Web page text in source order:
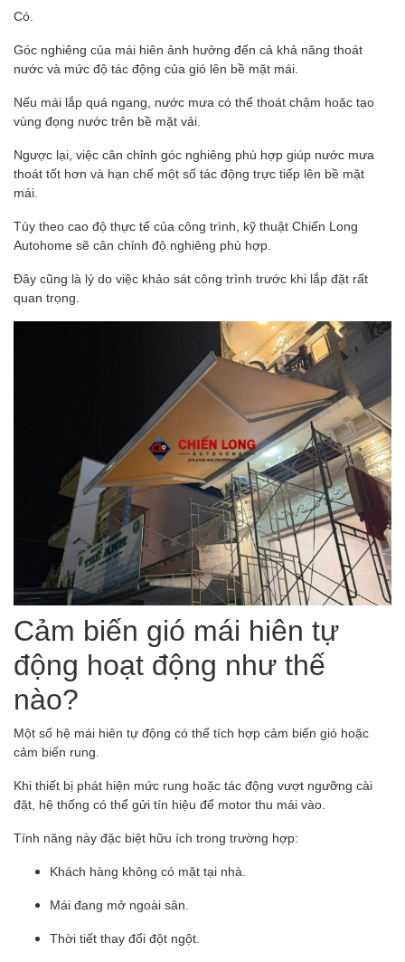
Có.
Góc nghiêng của mái hiên ảnh hưởng đến cả khả năng thoát
nước và mức độ tác động của gió lên bề mặt mái.
Nếu mái lắp quá ngang, nước mưa có thể thoát chậm hoặc tạo
vùng đọng nước trên bề mặt vải.
Ngược lại, việc cân chỉnh góc nghiêng phù hợp giúp nước mưa
thoát tốt hơn và hạn chế một số tác động trực tiếp lên bề mặt
mái.
Tùy theo cao độ thực tế của công trình, kỹ thuật Chiến Long
Autohome sẽ cân chỉnh độ nghiêng phù hợp.
Đây cũng là lý do việc khảo sát công trình trước khi lắp đặt rất
quan trọng.
Cảm biến gió mái hiên tự
động hoạt động như thế
nào?
Một số hệ mái hiên tự động có thể tích hợp cảm biến gió hoặc
cảm biến rung.
Khi thiết bị phát hiện mức rung hoặc tác động vượt ngưỡng cài
đặt, hệ thống có thể gửi tín hiệu để motor thu mái vào.
Tính năng này đặc biệt hữu ích trong trường hợp:
Khách hàng không có mặt tại nhà.
Mái đang mở ngoài sân.
Thời tiết thay đổi đột ngột.